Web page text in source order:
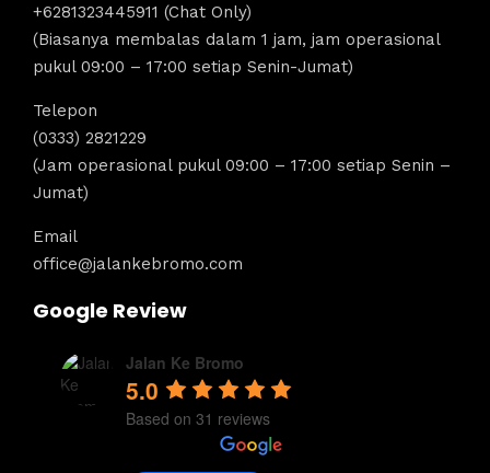
+6281323445911 (Chat Only)
(Biasanya membalas dalam 1 jam, jam operasional
pukul 09:00 – 17:00 setiap Senin-Jumat)
Telepon
(0333) 2821229
(Jam operasional pukul 09:00 – 17:00 setiap Senin –
Jumat)
Email
office@jalankebromo.com
Google Review
Jalan Ke Bromo
5.0
Based on 31 reviews